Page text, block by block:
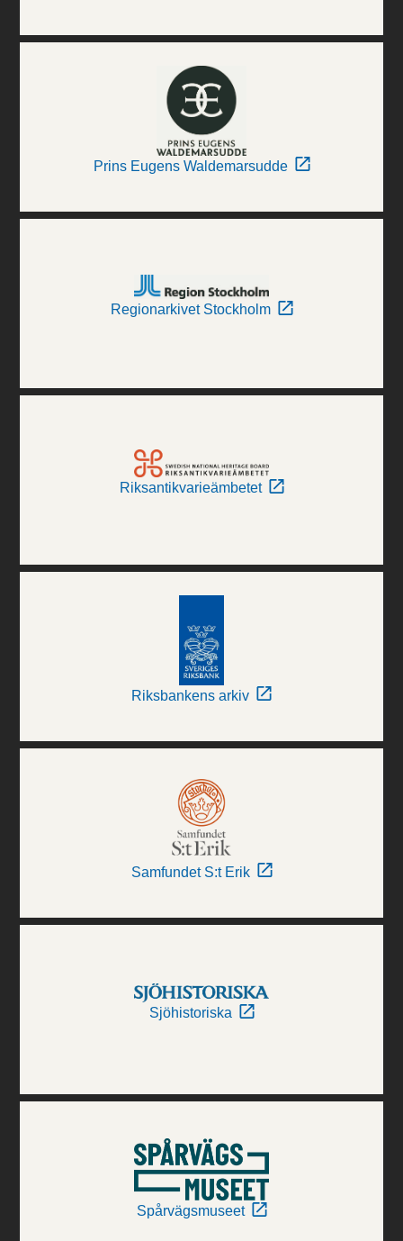
Prins Eugens Waldemarsudde
Regionarkivet Stockholm
Riksantikvarieämbetet
Riksbankens arkiv
Samfundet S:t Erik
Sjöhistoriska
Spårvägsmuseet